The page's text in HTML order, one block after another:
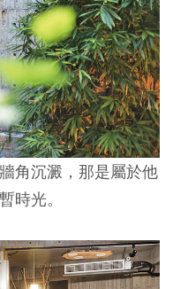
角沉澱，那是屬於他
時光。